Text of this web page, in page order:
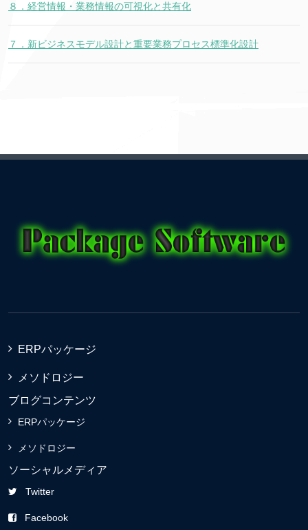
８．経営情報・業務情報の可視化と共有化
７．新ビジネスモデル設計と重要業務プロセス標準化設計
ERPパッケージ
メソドロジー
ブログコンテンツ
ERPパッケージ
メソドロジー
ソーシャルメディア
Twitter
Facebook